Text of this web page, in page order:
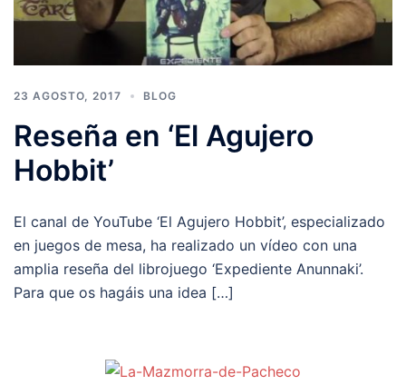
23 AGOSTO, 2017 BLOG
Reseña en ‘El Agujero
Hobbit’
El canal de YouTube ‘El Agujero Hobbit’, especializado
en juegos de mesa, ha realizado un vídeo con una
amplia reseña del librojuego ‘Expediente Anunnaki’.
Para que os hagáis una idea […]